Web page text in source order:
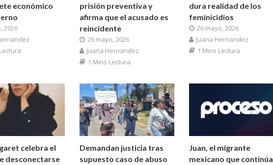
económico
2026
prisión preventiva y
afirma que el acusado es
reincidente
26 mayo, 2026
Juana Hernandez
1 Mins Lectura
dura realidad de los
feminicidios
26 mayo, 2026
Juana Hernandez
1 Mins Lectura
celebra el
desconectarse
Demandan justicia tras
supuesto caso de abuso
Juan, el migrante
mexicano que continúa